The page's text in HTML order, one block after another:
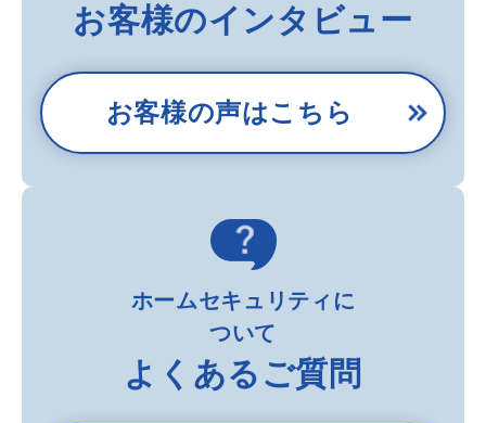
お客様のインタビュー
お客様の声はこちら
ホームセキュリティに
ついて
よくあるご質問